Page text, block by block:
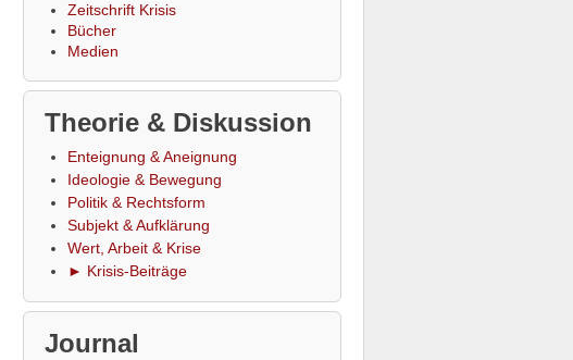
Zeitschrift Krisis
Bücher
Medien
Theorie & Diskussion
Enteignung & Aneignung
Ideologie & Bewegung
Politik & Rechtsform
Subjekt & Aufklärung
Wert, Arbeit & Krise
► Krisis-Beiträge
Journal